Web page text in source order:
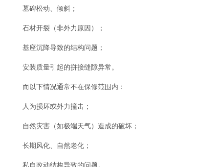
墓碑松动、倾斜；
石材开裂（非外力原因）；
基座沉降导致的结构问题；
安装质量引起的拼接缝隙异常。
而以下情况通常不在保修范围内：
人为损坏或外力撞击；
自然灾害（如极端天气）造成的破坏；
长期风化、自然老化；
私自改动结构导致的问题。